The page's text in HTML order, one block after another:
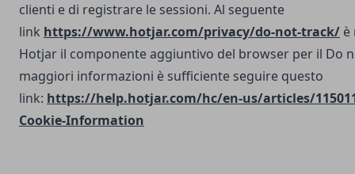
clienti e di registrare le sessioni. Al seguente
link https://www.hotjar.com/privacy/do-not-track/ è
Hotjar il componente aggiuntivo del browser per il Do
maggiori informazioni è sufficiente seguire questo
link: https://help.hotjar.com/hc/en-us/articles/
Cookie-Information